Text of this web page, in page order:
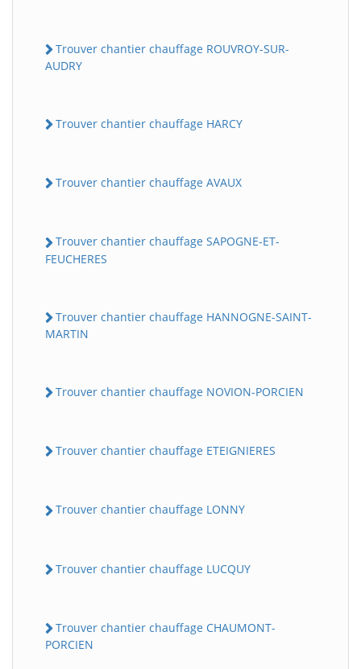
Trouver chantier chauffage ROUVROY-SUR-
AUDRY
Trouver chantier chauffage HARCY
Trouver chantier chauffage AVAUX
Trouver chantier chauffage SAPOGNE-ET-
FEUCHERES
Trouver chantier chauffage HANNOGNE-SAINT-
MARTIN
Trouver chantier chauffage NOVION-PORCIEN
Trouver chantier chauffage ETEIGNIERES
Trouver chantier chauffage LONNY
Trouver chantier chauffage LUCQUY
Trouver chantier chauffage CHAUMONT-
PORCIEN